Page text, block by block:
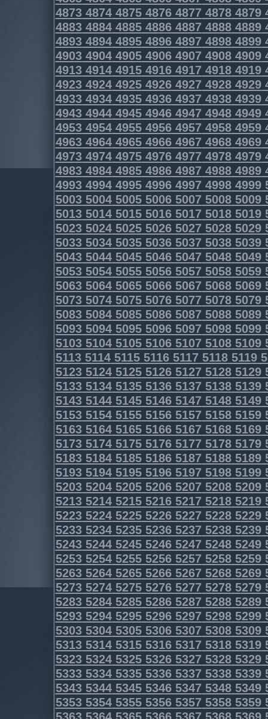
4873487448754876487748784879
4883488448854886488748884889
4893489448954896489748984899
4903490449054906490749084909
4913491449154916491749184919
4923492449254926492749284929
4933493449354936493749384939
4943494449454946494749484949
4953495449554956495749584959
4963496449654966496749684969
4973497449754976497749784979
4983498449854986498749884989
4993499449954996499749984999
5003500450055006500750085009
5013501450155016501750185019
5023502450255026502750285029
5033503450355036503750385039
5043504450455046504750485049
5053505450555056505750585059
5063506450655066506750685069
5073507450755076507750785079
5083508450855086508750885089
5093509450955096509750985099
5103510451055106510751085109
5113511451155116511751185119
5123512451255126512751285129
5133513451355136513751385139
5143514451455146514751485149
5153515451555156515751585159
5163516451655166516751685169
5173517451755176517751785179
5183518451855186518751885189
5193519451955196519751985199
5203520452055206520752085209
5213521452155216521752185219
5223522452255226522752285229
5233523452355236523752385239
5243524452455246524752485249
5253525452555256525752585259
5263526452655266526752685269
5273527452755276527752785279
5283528452855286528752885289
5293529452955296529752985299
5303530453055306530753085309
5313531453155316531753185319
5323532453255326532753285329
5333533453355336533753385339
5343534453455346534753485349
5353535453555356535753585359